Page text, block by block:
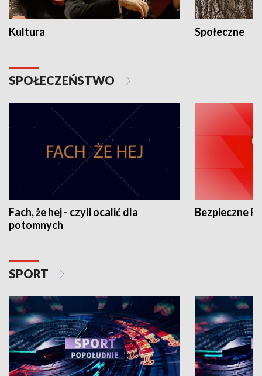
Kultura Społeczne
SPOŁECZEŃSTWO
Fach, że hej - czyli ocalić dla
potomnych
Bezpieczne
SPORT